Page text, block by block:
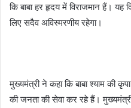
कि बाबा हर हृदय में विराजमान हैं। यह
लिए सदैव अविस्मरणीय रहेगा।
मुख्यमंत्री ने कहा कि बाबा श्याम की
की जनता की सेवा कर रहे हैं।